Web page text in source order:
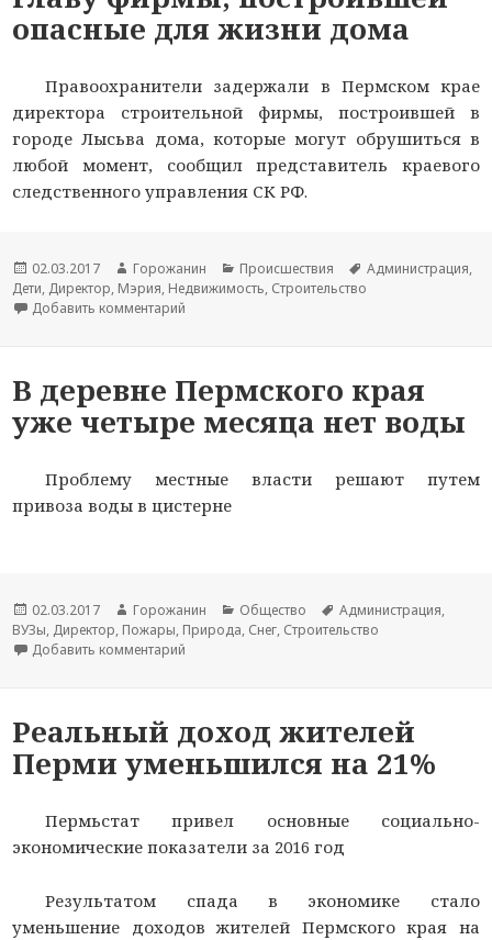
опасные для жизни дома
Правоохранители задержали в Пермском крае
директора строительной фирмы, построившей в
городе Лысьва дома, которые могут обрушиться в
любой момент, сообщил представитель краевого
следственного управления СК РФ.
Новость
опубликована
02.03.2017
Автор
новости
Горожанин
Раздел
новостей
Происшествия
Тема
Администрация,
Дети, Директор, Мэрия, Недвижимость, Строительство
Добавить комментарий
В деревне Пермского края
уже четыре месяца нет воды
Проблему местные власти решают путем
привоза воды в цистерне
Новость
опубликована
02.03.2017
Автор
новости
Горожанин
Раздел
новостей
Общество
Тема
новости
Администрация,
ВУЗы, Директор, Пожары, Природа, Снег, Строительство
Добавить комментарий
Реальный доход жителей
Перми уменьшился на 21%
Пермьстат привел основные социально-
экономические показатели за 2016 год
Результатом спада в экономике стало
уменьшение доходов жителей Пермского края на